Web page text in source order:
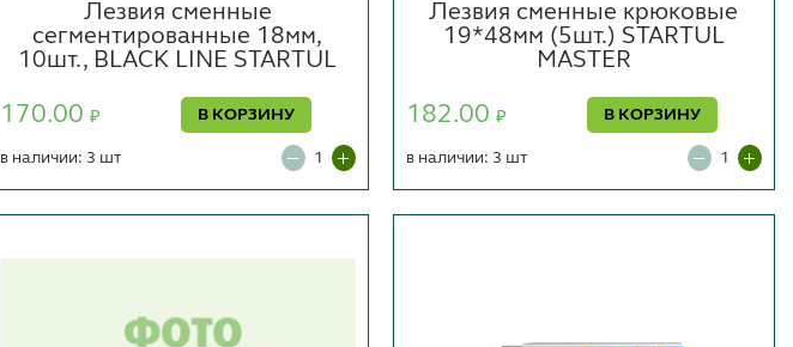
Лезвия сменные
сегментированные 18мм,
10шт., BLACK LINE STARTUL
170.00 ₽ В КОРЗИНУ
в наличии: 3 шт
Лезвия сменные крюковые
19*48мм (5шт.) STARTUL
MASTER
182.00 ₽ В КОРЗИНУ
в наличии: 3 шт